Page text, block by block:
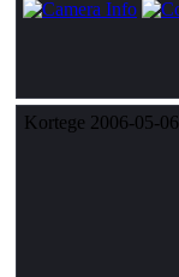
Kortege 2006-05-06